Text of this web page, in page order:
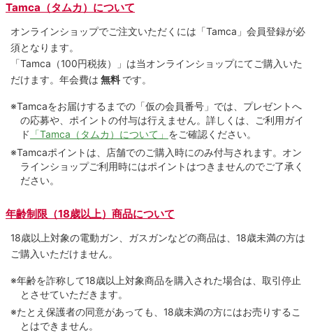
Tamca（タムカ）について
オンラインショップでご注⽂いただくには「Tamca」会員登録が必
須となります。
「Tamca （100円税抜）
」は当オンラインショップにてご購⼊いた
だけます。 年会費は 無料 です。
※Tamcaをお届けするまでの「仮の会員番号」では、プレゼントへ
の応募や、ポイントの付与は⾏えません。詳しくは、ご利⽤ガイ
ド 「Tamca（タムカ）について」 をご確認ください。
※Tamcaポイントは、店舗でのご購⼊時にのみ付与されます。オン
ラインショップご利用時にはポイントはつきませんのでご了承く
ださい。
年齢制限（18歳以上）商品について
18歳以上対象の電動ガン、ガスガンなどの商品は、18歳未満の方は
ご購入いただけません。
※年齢を詐称して18歳以上対象商品を購入された場合は、取引停止
とさせていただきます。
※たとえ保護者の同意があっても、18歳未満の方にはお売りするこ
とはできません。